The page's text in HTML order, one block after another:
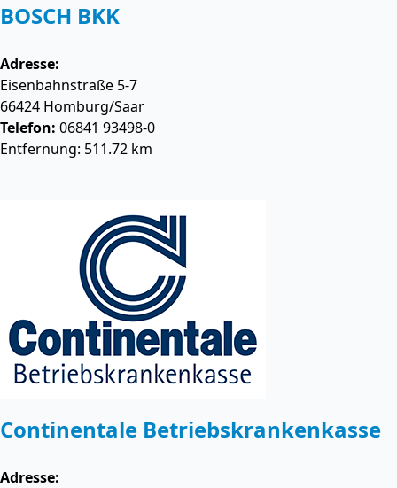
BOSCH BKK
Adresse:
Eisenbahnstraße 5-7
66424 Homburg/Saar
Telefon: 06841 93498-0
Entfernung: 511.72 km
Continentale Betriebskrankenkasse
Adresse: